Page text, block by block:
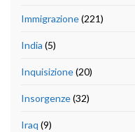
Immigrazione(221)
India (5)
Inquisizione(20)
Insorgenze(32)
Iraq (9)